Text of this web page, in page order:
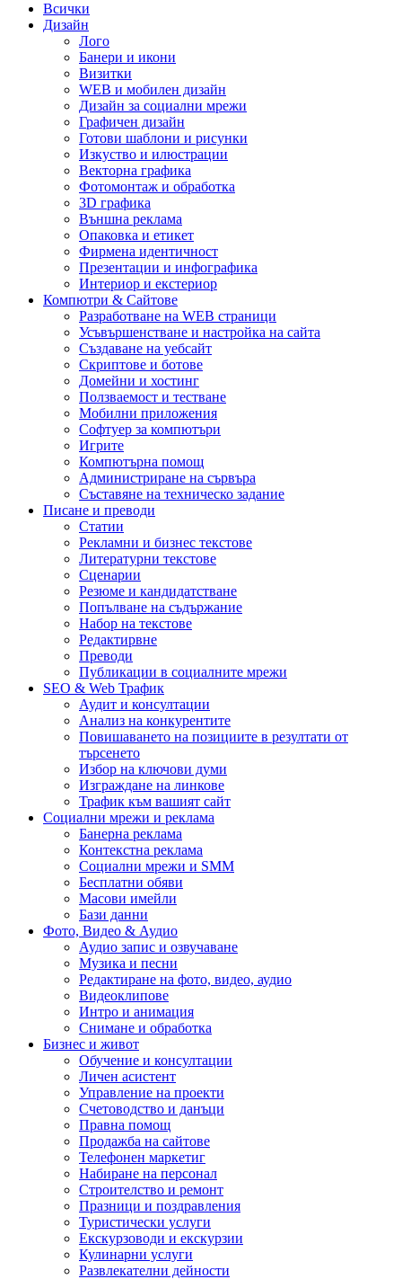
Всички
Дизайн
Лого
Банери и икони
Визитки
WEB и мобилен дизайн
Дизайн за социални мрежи
Графичен дизайн
Готови шаблони и рисунки
Изкуство и илюстрации
Векторна графика
Фотомонтаж и обработка
3D графика
Външна реклама
Опаковка и етикет
Фирмена идентичност
Презентации и инфографика
Интериор и екстериор
Компютри & Сайтове
Разработване на WEB страници
Усъвършенстване и настройка на сайта
Създаване на уебсайт
Скриптове и ботове
Домейни и хостинг
Ползваемост и тестване
Мобилни приложения
Софтуер за компютъри
Игрите
Компютърна помощ
Администриране на сървъра
Съставяне на техническо задание
Писане и преводи
Статии
Рекламни и бизнес текстове
Литературни текстове
Сценарии
Резюме и кандидатстване
Попълване на съдържание
Набор на текстове
Редактирвне
Преводи
Публикации в социалните мрежи
SEO & Web Трафик
Аудит и консултации
Анализ на конкурентите
Повишаването на позициите в резултати от
търсенето
Избор на ключови думи
Изграждане на линкове
Трафик към вашият сайт
Социални мрежи и реклама
Банерна реклама
Контекстна реклама
Социални мрежи и SMM
Бесплатни обяви
Масови имейли
Бази данни
Фото, Видео & Аудио
Аудио запис и озвучаване
Музика и песни
Редактиране на фото, видео, аудио
Видеоклипове
Интро и анимация
Снимане и обработка
Бизнес и живот
Обучение и консултации
Личен асистент
Управление на проекти
Счетоводство и данъци
Правна помощ
Продажба на сайтове
Телефонен маркетиг
Набиране на персонал
Строителство и ремонт
Празници и поздравления
Туристически услуги
Екскурзоводи и екскурзии
Кулинарни услуги
Развлекателни дейности